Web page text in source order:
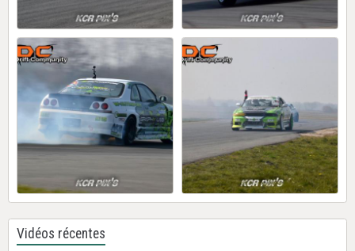
Vidéos récentes